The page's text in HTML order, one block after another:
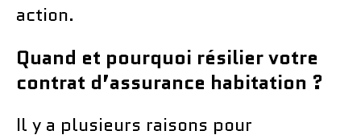
action.
Quand et pourquoi résilier votre
contrat d’assurance habitation ?
Il y a plusieurs raisons pour